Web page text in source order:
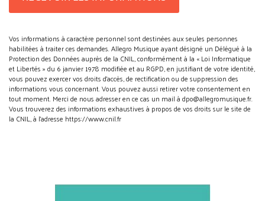
Vos informations à caractère personnel sont destinées aux seules personnes
habilitées à traiter ces demandes. Allegro Musique ayant désigné un Délégué à la
Protection des Données auprès de la CNIL, conformément à la « Loi Informatique
et Libertés » du 6 janvier 1978 modifiée et au RGPD, en justifiant de votre identité,
vous pouvez exercer vos droits d’accès, de rectification ou de suppression des
informations vous concernant. Vous pouvez aussi retirer votre consentement en
tout moment. Merci de nous adresser en ce cas un mail à dpo@allegromusique.fr.
Vous trouverez des informations exhaustives à propos de vos droits sur le site de
la CNIL, à l'adresse https://www.cnil.fr